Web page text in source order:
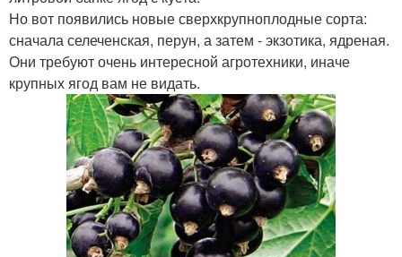
Но вот появились новые сверхкрупноплодные сорта:
сначала селеченская, перун, а затем - экзотика, ядреная.
Они требуют очень интересной агротехники, иначе
крупных ягод вам не видать.